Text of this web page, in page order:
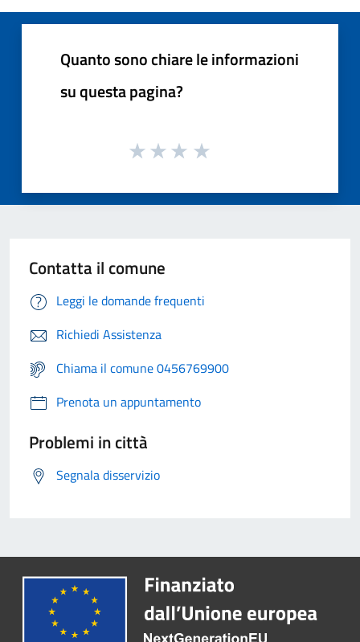
Quanto sono chiare le informazioni
su questa pagina?
Contatta il comune
Leggi le domande frequenti
Richiedi Assistenza
Chiama il comune 0456769900
Prenota un appuntamento
Problemi in città
Segnala disservizio